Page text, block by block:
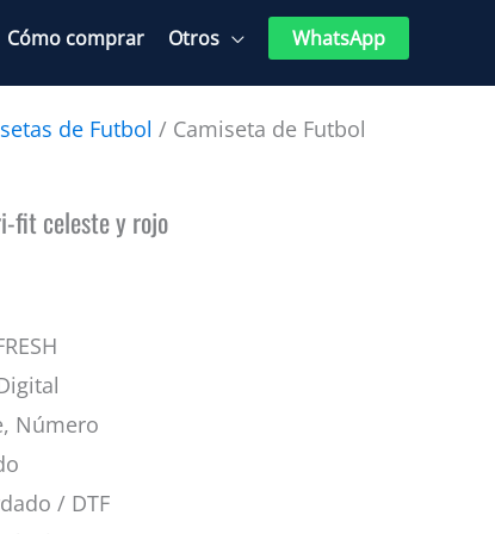
Cómo comprar Otros WhatsApp
de Futbol / Camiseta de Futbol
fit celeste y rojo
Número
/ DTF